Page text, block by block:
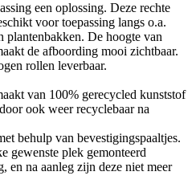
een oplossing. Deze rechte
voor toepassing langs o.a.
plantenbakken. De hoogte van
de afboording mooi zichtbaar.
rollen leverbaar.
van 100% gerecycled kunststof
ook weer recyclebaar na
behulp van bevestigingspaaltjes.
gewenste plek gemonteerd
en na aanleg zijn deze niet meer